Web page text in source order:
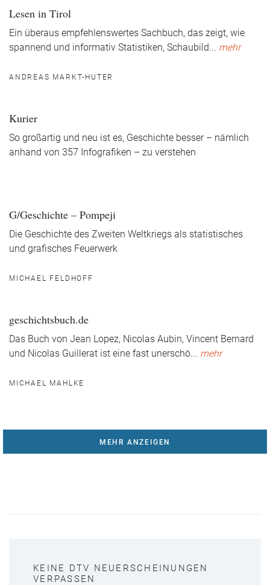
Lesen in Tirol
Ein überaus empfehlenswertes Sachbuch, das zeigt, wie
spannend und informativ Statistiken, Schaubild... mehr
ANDREAS MARKT-HUTER
Kurier
So großartig und neu ist es, Geschichte besser – nämlich
anhand von 357 Infografiken – zu verstehen
G/Geschichte – Pompeji
Die Geschichte des Zweiten Weltkriegs als statistisches
und grafisches Feuerwerk
MICHAEL FELDHOFF
geschichtsbuch.de
Das Buch von Jean Lopez, Nicolas Aubin, Vincent Bernard
und Nicolas Guillerat ist eine fast unerschö... mehr
MICHAEL MAHLKE
MEHR ANZEIGEN
KEINE DTV NEUERSCHEINUNGEN
VERPASSEN